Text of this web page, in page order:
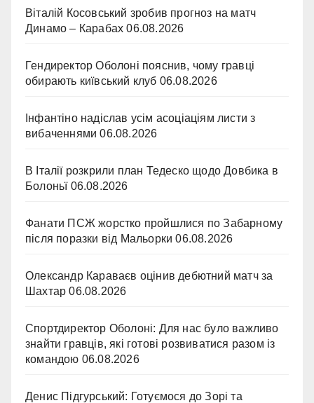
Віталій Косовський зробив прогноз на матч
Динамо – Карабах 06.08.2026
Гендиректор Оболоні пояснив, чому гравці
обирають київський клуб 06.08.2026
Інфантіно надіслав усім асоціаціям листи з
вибаченнями 06.08.2026
В Італії розкрили план Тедеско щодо Довбика в
Болоньї 06.08.2026
Фанати ПСЖ жорстко пройшлися по Забарному
після поразки від Мальорки 06.08.2026
Олександр Караваєв оцінив дебютний матч за
Шахтар 06.08.2026
Спортдиректор Оболоні: Для нас було важливо
знайти гравців, які готові розвиватися разом із
командою 06.08.2026
Денис Підгурський: Готуємося до Зорі та